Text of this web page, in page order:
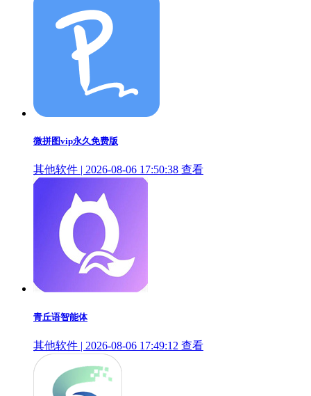
微拼图vip永久免费版
其他软件 | 2026-08-06 17:50:38 查看
青丘语智能体
其他软件 | 2026-08-06 17:49:12 查看